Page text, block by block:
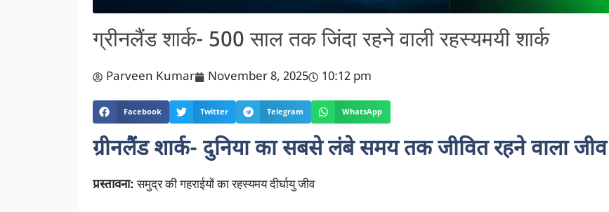
ग्रीनलैंड शार्क- 500 साल तक जिंदा रहने वाली रहस्यमयी शार्क
Parveen Kumar November 8, 2025 10:12 pm
Facebook Twitter Telegram WhatsApp
ग्रीनलैंड शार्क- दुनिया का सबसे लंबे समय तक जीवित रहने वाला जीव
प्रस्तावना:समुद्र की गहराईयों का रहस्यमय दीर्घायु जीव